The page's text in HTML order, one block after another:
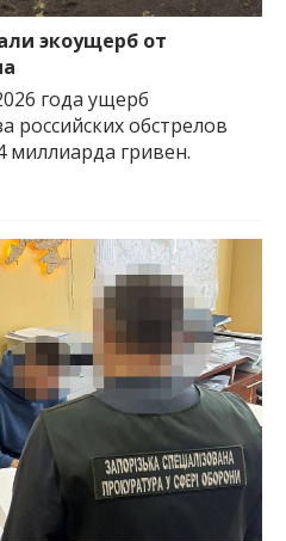
информацию о событиях
Запорожья и области.
экоущерб от
года ущерб
российских обстрелов
миллиарда гривен.